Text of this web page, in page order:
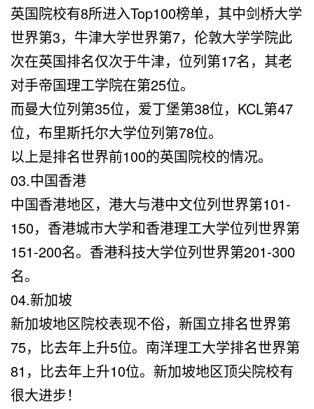
英国院校有8所进入Top100榜单，其中剑桥大学
世界第3，牛津大学世界第7，伦敦大学学院此
次在英国排名仅次于牛津，位列第17名，其老
对手帝国理工学院在第25位。
而曼大位列第35位，爱丁堡第38位，KCL第47
位，布里斯托尔大学位列第78位。
以上是排名世界前100的英国院校的情况。
03.中国香港
中国香港地区，港大与港中文位列世界第101-
150，香港城市大学和香港理工大学位列世界第
151-200名。香港科技大学位列世界第201-300
名。
04.新加坡
新加坡地区院校表现不俗，新国立排名世界第
75，比去年上升5位。南洋理工大学排名世界第
81，比去年上升10位。新加坡地区顶尖院校有
很大进步！